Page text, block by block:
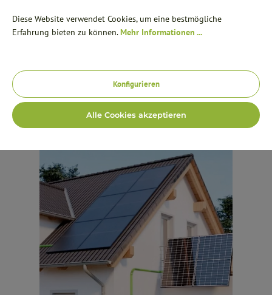
Kurze Lieferzeiten ab Lager oder Abholung möglich +++ Lieferung
innerhalb Deutschland und nach Österreich, Niederlande und
Diese Website verwendet Cookies, um eine bestmögliche
Erfahrung bieten zu können.Mehr Informationen ...
Konfigurieren
Alle Cookies akzeptieren